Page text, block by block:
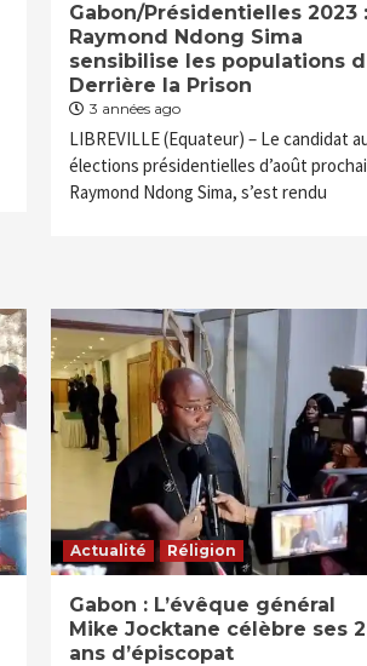
Gabon/Présidentielles 2023 :
Raymond Ndong Sima
sensibilise les populations
Derrière la Prison
3 années ago
LIBREVILLE (Equateur) – Le candidat
élections présidentielles d’août
Raymond Ndong Sima, s’est rendu
Actualité Réligion
Gabon : L’évêque général
Mike Jocktane célèbre ses
ans d’épiscopat